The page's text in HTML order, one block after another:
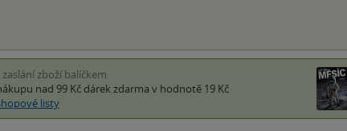
zaslání zboží balíčkem
nad 99 Kč dárek zdarma v hodnotě 19 Kč
listy